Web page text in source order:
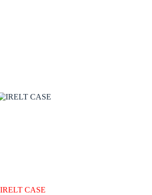
IRELT CASE